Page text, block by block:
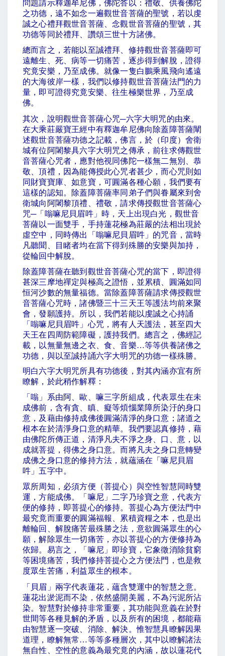
問題請示釋迦牟尼佛，佛陀答以：禮敬、供養佛陀
之功德，遠不如念一遍觀世音菩薩的聖號，若以虔
誠之心禮拜觀世音菩薩、念觀世音菩薩的聖號，其
功德等同於禮拜、讚頌三世十方諸佛。
總而言之，若能以至誠禮拜、修持觀世音菩薩即可
遠離生、死、病等一切痛苦，逐步得到解脫，證得
究竟安樂，乃至成佛。就像一隻白鵬乘風飛向遙遠
的大海彼岸一樣，我們以修持觀世音菩薩法門的力
量，即可證得究竟安樂、往生極樂世界，乃至成
佛。
其次，說明觀世音菩薩心咒─六字大明咒的由來。
在大乘莊嚴寶王經中有釋迦牟尼佛向除蓋障菩薩闡
述觀世音菩薩功德之記載，佛言，於（印度）舍衛
城有位阿闍黎具六字大明咒之傳承，前往求傳觀世
音菩薩心咒者，應對他視同佛陀一樣無二無別、恭
敬、頂禮，因為能傳授此心咒者甚少，而心咒則如
同財寶寶庫、如意寶，可圓滿各種心願，我們要有
這樣的認知。除蓋障菩薩率同弟子們與眷屬來到舍
衛城向阿闍黎頂禮、禮敬，請求傳授觀世音菩薩心
咒─「嗡嘛尼貝眉吽」時，天上出現白光，觀世音
菩薩以一面雙手，手持蓮花極為莊嚴的法相出現於
虛空中，同時傳出「嗡嘛尼貝眉吽」的咒音，當時
凡聽聞、目睹者均在當下得到殊勝的安樂與加持，
從輪回中解脫。
除蓋障菩薩在聽到觀世音菩薩心咒的當下，即證得
甚深三摩地禪定與極高之證悟，並累積、圓滿如同
恒河沙數的無量福德。當除蓋障菩薩請求傳授觀世
音菩薩心咒時，諸佛暨三十三天王等護法均前來聚
會，發願護持。所以，我們若能以虔誠之心持誦
「嗡嘛尼貝眉吽」心咒，將有人天護法，甚至四大
天王在四周防範障礙，護持我們。總言之，佛經記
載，以無量無邊之衣、食、音樂…等等供養諸佛之
功德，與以至誠持誦六字大明咒的功德一樣殊勝。
明白六字大明咒所具有功德後，對其內涵亦宜有所
瞭解，於此稍作解釋：
「嗡」系由阿、歐、嘛三字所組成，代表眾生在未
成佛前，含有貪、瞋、癡等煩惱業障所染汙的身口
意，及藉由修持成佛後圓滿清淨的身口意；諸道之
根本在於清淨身口意的精華。我們要認真修持，藉
由佛陀所傳正道，清淨凡夫不淨之身、口、意，以
成就菩提，得佛之身口意。而將凡夫之身口意轉變
成佛之身口意的修持方法，就蘊涵在「嘛尼貝眉
吽」五字中。
眾所周知，必須方便（菩提心）與空性智慧同時雙
運，方能成佛。「嘛尼」二字乃珍寶之意，代表方
便的修持，即菩提心的修持。菩提心為方便法門中
最究竟而重要的圓滿福報、累積資糧之本，也是出
離輪回、解脫痛苦最殊勝之法，意欲圓滿眾生的心
願，解除眾生一切痛苦，亦以菩提心的方便修持為
依歸。易言之，「嘛尼」即珍寶，它象徵消除貧窮
等困境痛苦，我們修持菩提心之方便法門，也是救
度眾生苦痛，利益眾生的根本。
「貝眉」兩字代表蓮花，蘊含雙運中的智慧之意。
蓮花出淤泥而不染，依然盛開美麗，不為污泥所沾
染。智慧對於修持非常重要，其功能與意義在於對
世間等各種見解的矛盾，以及所有的困境，都能藉
由智慧逐一突破、消除、解決。惟智慧具瞭解因果
道理，瞭解無常…等等多種層次，其中以瞭解諸法
無自性、空性的意義為最究竟的內涵，故以蓮花代